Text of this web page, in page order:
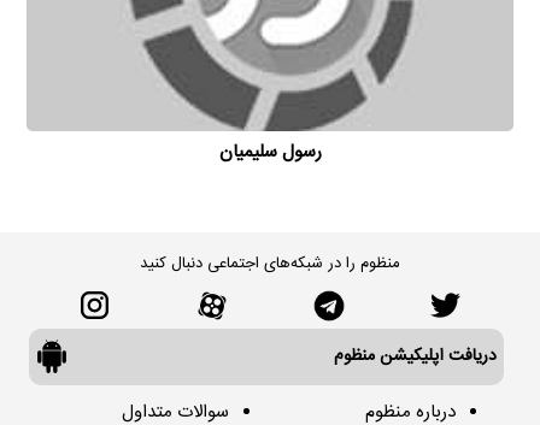
رسول سلیمیان
منظوم را در شبکه‌های اجتماعی دنبال کنید
دریافت اپلیکیشن منظوم
درباره منظوم سوالات متداول